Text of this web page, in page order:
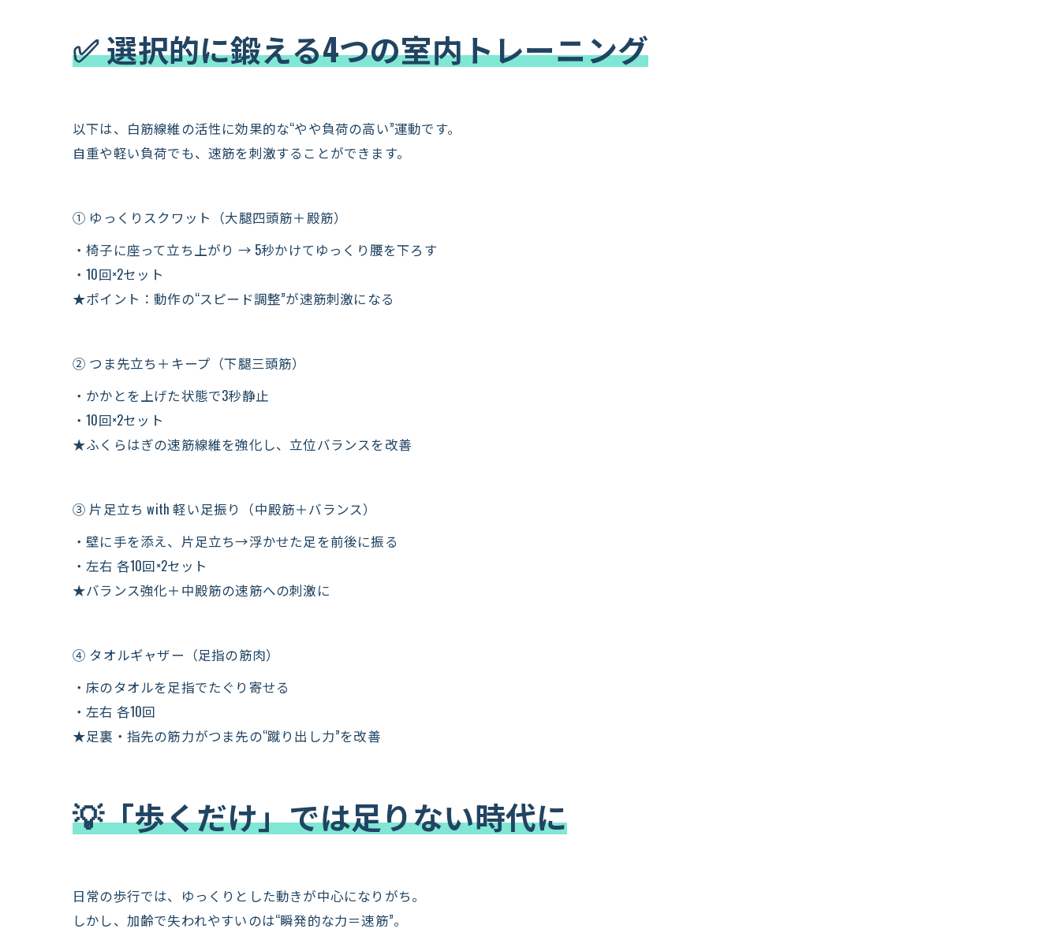
✅ 選択的に鍛える4つの室内トレーニング
以下は、白筋線維の活性に効果的な“やや負荷の高い”運動です。
自重や軽い負荷でも、速筋を刺激することができます。
① ゆっくりスクワット（大腿四頭筋＋殿筋）
・椅子に座って立ち上がり → 5秒かけてゆっくり腰を下ろす
・10回×2セット
★ポイント：動作の“スピード調整”が速筋刺激になる
② つま先立ち＋キープ（下腿三頭筋）
・かかとを上げた状態で3秒静止
・10回×2セット
★ふくらはぎの速筋線維を強化し、立位バランスを改善
③ 片足立ち with 軽い足振り（中殿筋＋バランス）
・壁に手を添え、片足立ち→浮かせた足を前後に振る
・左右 各10回×2セット
★バランス強化＋中殿筋の速筋への刺激に
④ タオルギャザー（足指の筋肉）
・床のタオルを足指でたぐり寄せる
・左右 各10回
★足裏・指先の筋力がつま先の“蹴り出し力”を改善
💡「歩くだけ」では足りない時代に
日常の歩行では、ゆっくりとした動きが中心になりがち。
しかし、加齢で失われやすいのは“瞬発的な力＝速筋”。